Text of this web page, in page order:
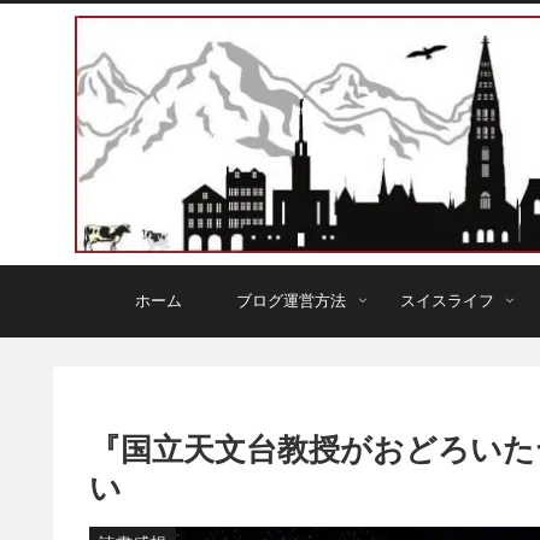
ホーム ブログ運営方法 スイスライフ
『国立天文台教授がおどろい
い